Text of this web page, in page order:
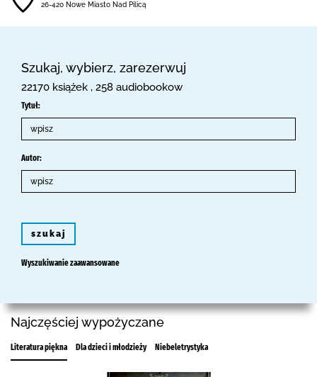
26-420 Nowe Miasto Nad Pilicą
Szukaj, wybierz, zarezerwuj
22170 książek , 258 audiobookow
Tytuł:
Autor:
szukaj
Wyszukiwanie zaawansowane
Najczęściej wypożyczane
Literatura piękna Dla dzieci i młodzieży Niebeletrystyka